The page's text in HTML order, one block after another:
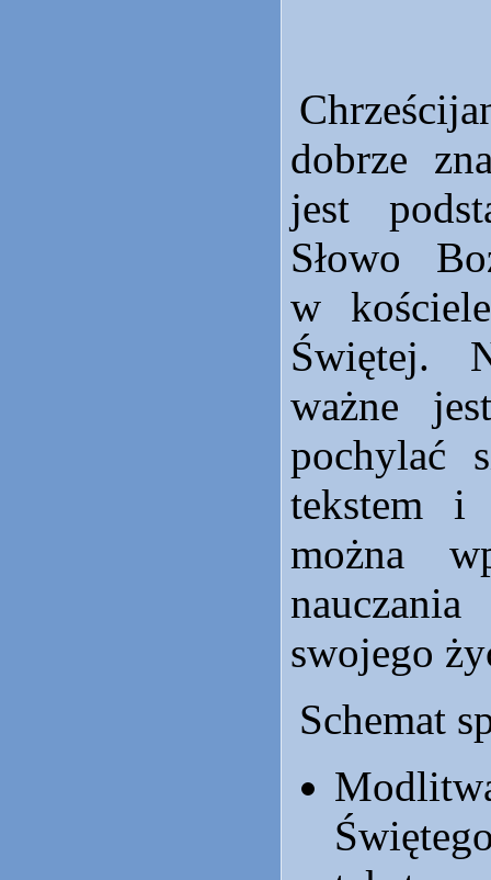
dobrze
jest
Słowo
w
Świętej.
ważne
pochylać
tekstem i
można
swojego
Schemat